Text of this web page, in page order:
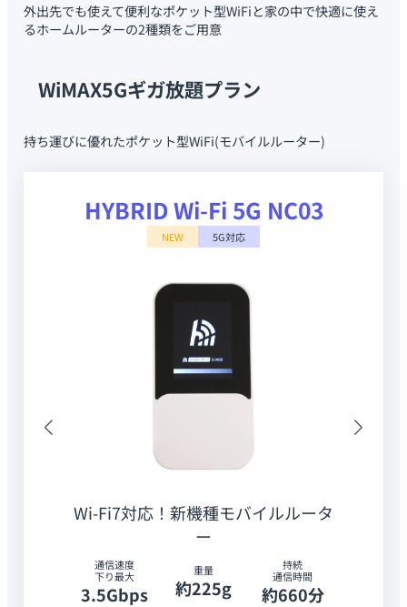
外出先でも使えて便利なポケット型WiFiと家の中で快適に使え
るホームルーターの2種類をご用意
WiMAX5Gギガ放題プラン
持ち運びに優れたポケット型WiFi(モバイルルーター)
HYBRID Wi-Fi 5G NC03
NEW 5G対応
Wi-Fi7対応！新機種モバイルルータ
ー
通信速度
下り最大
3.5Gbps
重量
約225g
持続
通信時間
約660分